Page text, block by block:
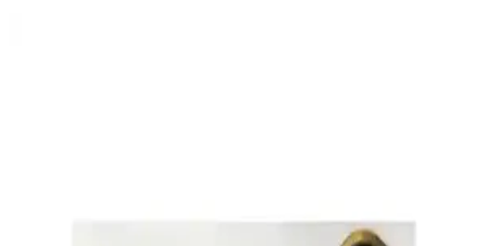
Makinesi Karşılaştırması ve Özellikleri